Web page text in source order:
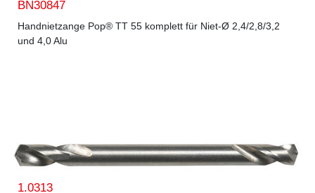
BN30847
Handnietzange Pop® TT 55 komplett für Niet-Ø 2,4/2,8/3,2
und 4,0 Alu
1.0313